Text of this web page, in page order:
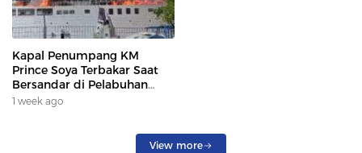
Kapal Penumpang KM
Prince Soya Terbakar Saat
Bersandar di Pelabuhan
Samarinda, Keberangkatan
1 week ago
View more